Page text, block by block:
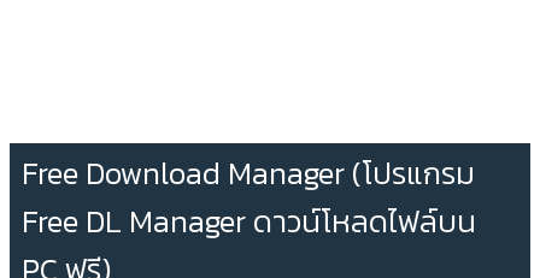
Free Download Manager (โปรแกรม
Free DL Manager ดาวน์โหลดไฟล์บน